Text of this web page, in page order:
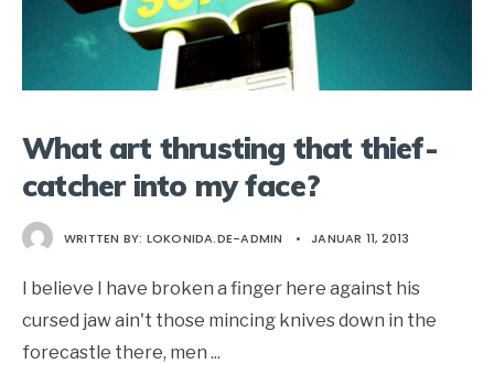
What art thrusting that thief-
catcher into my face?
WRITTEN BY: LOKONIDA.DE-ADMIN • JANUAR 11, 2013
I believe I have broken a finger here against his
cursed jaw ain't those mincing knives down in the
forecastle there, men ...